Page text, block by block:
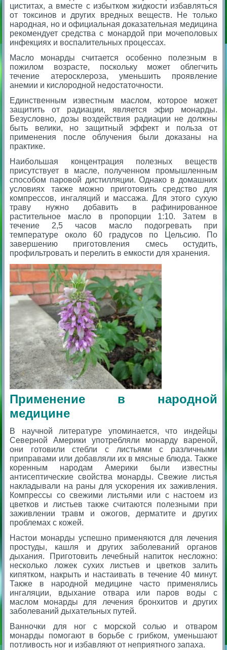
циститах, а вместе с избытком жидкости избавляться
от токсинов и других вредных веществ. Не только
народная, но и официальная доказательная медицина
рекомендует средства с монардой при мочеполовых
инфекциях и воспалительных процессах.
Масло монарды считается особенно полезным в
пожилом возрасте, поскольку может облегчить
течение атеросклероза, уменьшить проявление
анемии и кислородной недостаточности.
Единственным известным маслом, которое может
защитить от радиации, является эфир монарды.
Безусловно, дозы воздействия радиации не должны
быть велики, но защитный эффект и польза от
применения после облучения были доказаны на
практике.
Наибольшая концентрация полезных веществ
присутствует в масле, полученном промышленным
способом паровой дистилляции. Однако в домашних
условиях также можно приготовить средство для
компрессов, ингаляций и массажа. Для этого сухую
траву нужно добавить в рафинированное
растительное масло в пропорции 1:10. Затем в
течение 2,5 часов масло подогревать при
температуре около 60 градусов по Цельсию. По
завершению приготовления смесь остудить,
профильтровать и перелить в емкости для хранения.
Применение в народной
медицине
В научной литературе упоминается, что индейцы
Северной Америки употребляли монарду вареной,
они готовили стебли с листьями с различными
приправами или добавляли их в мясные блюда. Также
коренным народам Америки были известны
антисептические свойства монарды. Свежие листья
накладывали на раны для ускорения их заживления.
Компрессы со свежими листьями или с настоем из
цветков и листьев также считаются полезными при
заживлении травм и ожогов, дерматите и других
проблемах с кожей.
Настои монарды успешно применяются для лечения
простуды, кашля и других заболеваний органов
дыхания. Приготовить лечебный напиток несложно:
несколько ложек сухих листьев и цветков залить
кипятком, накрыть и настаивать в течение 40 минут.
Также в народной медицине часто применялись
ингаляции, вдыхание отвара или паров воды с
маслом монарды для лечения бронхитов и других
заболеваний дыхательных путей.
Ванночки для ног с морской солью и отваром
монарды помогают в борьбе с грибком, уменьшают
потливость ног и избавляют от неприятного запаха.